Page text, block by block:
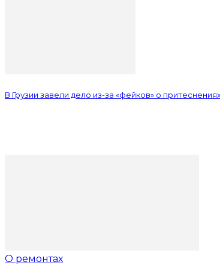
В Грузии завели дело из-за «фейков» о
О ремонтах